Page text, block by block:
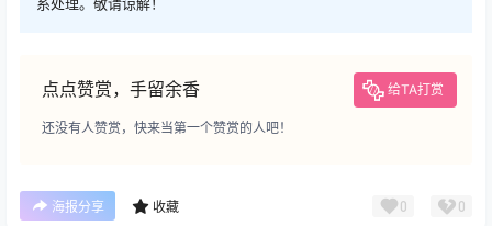
点点赞赏，手留余香 给TA打赏
还没有人赞赏，快来当第一个赞赏的人吧！
海报分享 收藏 0 0